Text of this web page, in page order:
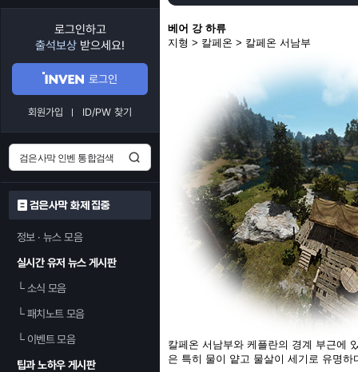
로그인하고
출석보상 받으세요!
로그인
회원가입 ID/PW 찾기
검은사막 화제 집중
정보 · 뉴스 모음
실시간 유저 뉴스 게시판
└소식 모음
└패치노트 모음
└이벤트 모음
팁과 노하우 게시판
베어 강 하류
지형 > 칼페온 > 칼페온 서남부
칼페온 서남부와 케플란의 경계 부근에
은 특히 물이 얕고 물살이 세기로 유명하